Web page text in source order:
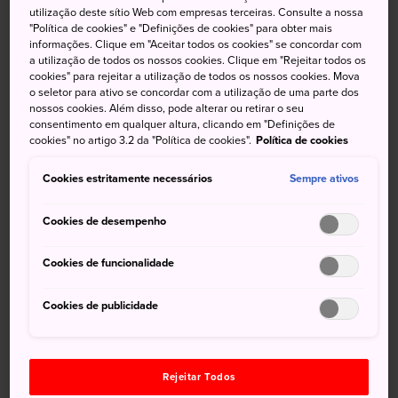
sagrados deQuioto
. O santuário geralmente é muito
movimentado, com devotos ansiosos que se reúnem para
receber bênçãos e fazer orações para pedir boa sorte.
Visite esse importante santuário xintoísta deQuioto
, e
talvez você seja contemplado com a sorte.
Informações Gerais
O pavilhão principal tem quase 360 anos
O Santuário de Yasaka-jinja é popular entre aqueles que
Como chegar
É possível chegar ao santuário de ônibus, táxi ou trem a
Estação Quioto
segue direto até a
entrada do santuário. Você pode também usar o trem e
utilização deste sítio Web com empresas terceiras. Consulte a nossa
"Política de cookies" e "Definições de cookies" para obter mais
informações. Clique em "Aceitar todos os cookies" se concordar com
a utilização de todos os nossos cookies. Clique em "Rejeitar todos os
cookies" para rejeitar a utilização de todos os nossos cookies. Mova
o seletor para ativo se concordar com a utilização de uma parte dos
nossos cookies. Além disso, pode alterar ou retirar o seu
consentimento em qualquer altura, clicando em "Definições de
cookies" no artigo 3.2 da "Política de cookies". Política de cookies
Cookies estritamente necessários Sempre ativos
Cookies de desempenho
Cookies de funcionalidade
Cookies de publicidade
Rejeitar Todos